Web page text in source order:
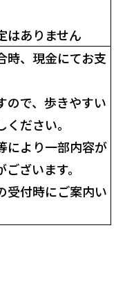
はありません
時、現金にてお支
ので、歩きやすい
ださい。
により一部内容が
ざいます。
受付時にご案内い